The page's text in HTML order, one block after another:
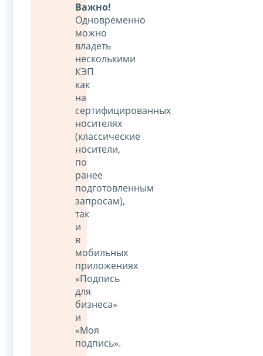
Важно!
Одновременно
можно
владеть
несколькими
КЭП
как
на
сертифицированных
носителях
(классические
носители,
по
ранее
подготовленным
запросам),
так
и
в
мобильных
приложениях
«Подпись
для
бизнеса»
и
«Моя
подпись».